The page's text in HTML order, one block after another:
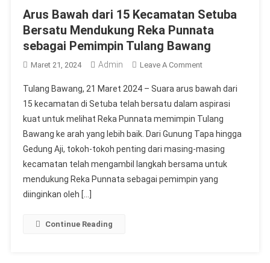
Arus Bawah dari 15 Kecamatan Setuba
Bersatu Mendukung Reka Punnata
sebagai Pemimpin Tulang Bawang
Maret 21, 2024 Admin Leave A CommentOn
Bawah
Dari
15
Kecamatan
Setuba
Bersatu
Tulang Bawang, 21 Maret 2024 – Suara arus bawah dari
15 kecamatan di Setuba telah bersatu dalam aspirasi
kuat untuk melihat Reka Punnata memimpin Tulang
Bawang ke arah yang lebih baik. Dari Gunung Tapa hingga
Gedung Aji, tokoh-tokoh penting dari masing-masing
kecamatan telah mengambil langkah bersama untuk
mendukung Reka Punnata sebagai pemimpin yang
diinginkan oleh […]
Continue Reading